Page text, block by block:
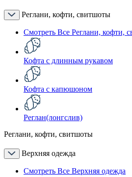
Реглани, кофти, свитшоты
Смотреть Все Реглани, кофти,
Кофта с длинным рукавом
Кофта с капюшоном
Реглан(лонгслив)
Реглани, кофти, свитшоты
Верхняя одежда
Смотреть Все Верхняя одежда